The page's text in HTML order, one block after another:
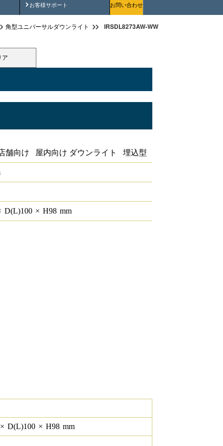
お客様サポート
安全にご使用いただくためにお問い合わせ
角型ユニバーサルダウンライト IRSDL8273AW-WW（角型ユニバーサルダ
ア
舗向け 屋内向け ダウンライト 埋込型
D(L)100 × H98 mm
× D(L)100 × H98 mm